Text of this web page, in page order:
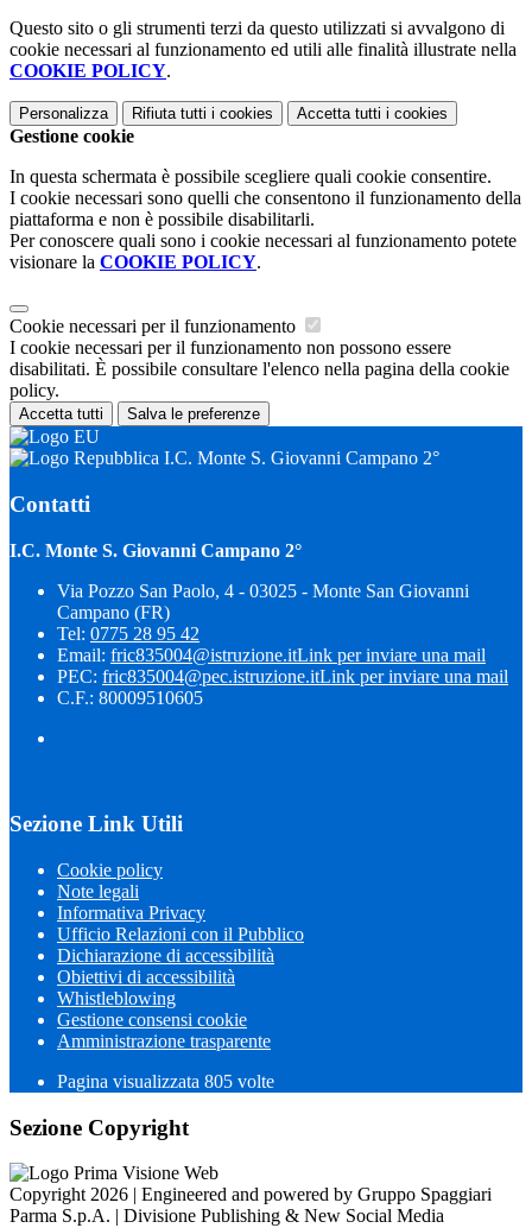
Questo sito o gli strumenti terzi da questo utilizzati si avvalgono di
cookie necessari al funzionamento ed utili alle finalità illustrate nella
COOKIE POLICY.
Personalizza Rifiuta tutti i cookies Accetta tutti i cookies
Gestione cookie
In questa schermata è possibile scegliere quali cookie consentire.
I cookie necessari sono quelli che consentono il funzionamento della
piattaforma e non è possibile disabilitarli.
Per conoscere quali sono i cookie necessari al funzionamento potete
visionare la COOKIE POLICY.
Cookie necessari per il funzionamento
I cookie necessari per il funzionamento non possono essere
disabilitati. È possibile consultare l'elenco nella pagina della cookie
policy.
Accetta tutti Salva le preferenze
I.C. Monte S. Giovanni Campano 2°
Contatti
I.C. Monte S. Giovanni Campano 2°
Via Pozzo San Paolo, 4 - 03025 - Monte San Giovanni
Campano (FR)
Tel: 0775 28 95 42
Email: fric835004@istruzione.itLink per inviare una mail
PEC: fric835004@pec.istruzione.itLink per inviare una mail
C.F.: 80009510605
Sezione Link Utili
Cookie policy
Note legali
Informativa Privacy
Ufficio Relazioni con il Pubblico
Dichiarazione di accessibilità
Obiettivi di accessibilità
Whistleblowing
Gestione consensi cookie
Amministrazione trasparente
Pagina visualizzata 805 volte
Sezione Copyright
Copyright 2026 | Engineered and powered by Gruppo Spaggiari
Parma S.p.A. | Divisione Publishing & New Social Media